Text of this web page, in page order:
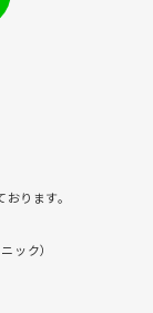
ります。
ック）